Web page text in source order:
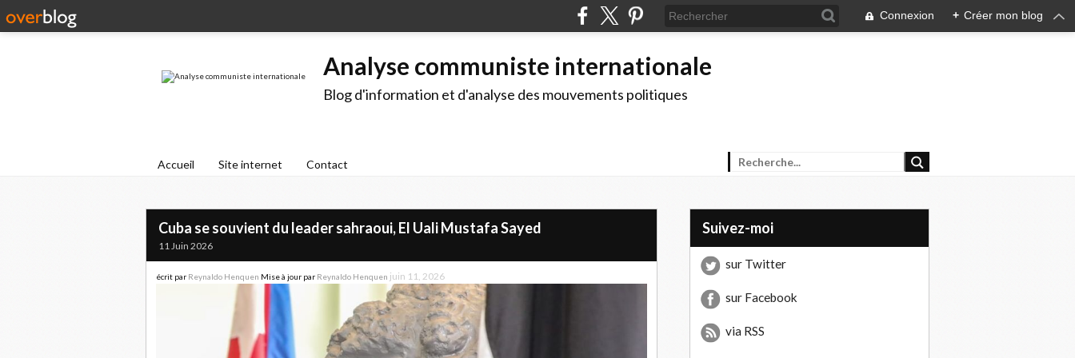
Connexion + Créer mon blog
Analyse communiste internationale
Blog d'information et d'analyse des mouvements politiques
Accueil Site internet Contact
Cuba se souvient du leader sahraoui, El Uali Mustafa Sayed
11 Juin 2026
écrit par Reynaldo Henquen Mise à jour par Reynaldo Henquen juin 11, 2026
Suivez-moi
sur Twitter
sur Facebook
via RSS